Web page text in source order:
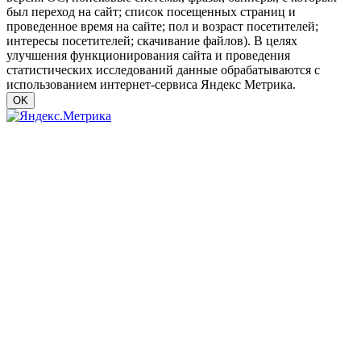
был переход на сайт; список посещенных страниц и
проведенное время на сайте; пол и возраст посетителей;
интересы посетителей; скачивание файлов). В целях
улучшения функционирования сайта и проведения
статистических исследований данные обрабатываются с
использованием интернет-сервиса Яндекс Метрика.
OK